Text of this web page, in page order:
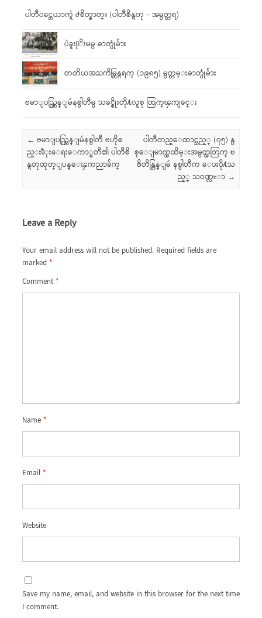
ပါတီ၀င္တေယာက္ရဲ ႕စိတ္ဓာတ္။ (ပါတီစိန္ရတု – အမွတ္တရ)
ပဲခူး႐ုိးမမွ ဓာတ္ပုံမ်ား
တတိယအႀကိမ္ကြန္ဂရက္ (၁၉၈၅) မွတ္တမ္းဓာတ္ပုံမ်ား
ဗမာျပည္ကြန္ျမဴနစ္ပါတီမွ သခင္စိုးတို႔လူစု ထြက္ၾကျခင္း
Post navigation
← ဗမာျပည္ကြန္ျမဴနစ္ပါတီ ဗဟိုစ
ည္း႐ံုးေရးေကာ္မတီ၏ ပါတီစိ
န္ရတုထုတ္ျပန္ေၾကညာခ်က္
ပါတီတည္ေထာင္သည့္ (၇၅) နွ
စ္ေျမာက္အထိမ္းအမွတ္အတြက္ ၿ
ဗိတိန္ကြန္ျမဴ နစ္ပါတီက ေပးပို႔သ
ည့္ သဝဏ္လႊာ →
Leave a Reply
Your email address will not be published. Required fields are
marked*
Comment*
Name*
Email*
Website
Save my name, email, and website in this browser for the next time
I comment.